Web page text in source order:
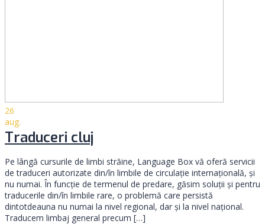
26
aug.
Traduceri cluj
Pe lângă cursurile de limbi străine, Language Box vă oferă servicii
de traduceri autorizate din/în limbile de circulație internațională, și
nu numai. În funcție de termenul de predare, găsim soluții și pentru
traducerile din/în limbile rare, o problemă care persistă
dintotdeauna nu numai la nivel regional, dar și la nivel național.
Traducem limbaj general precum […]